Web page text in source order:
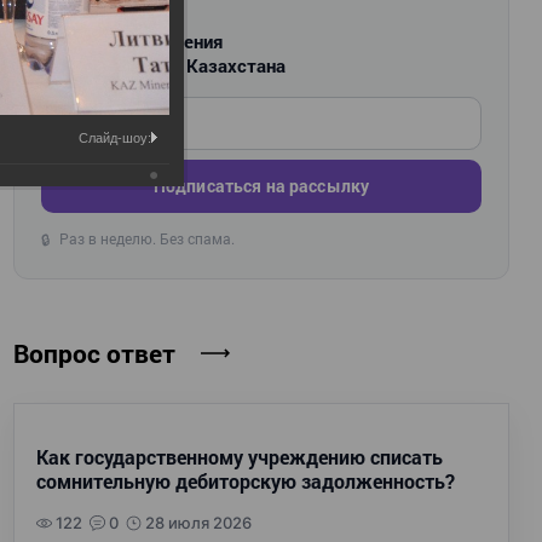
РАССЫЛКА
Новости и изменения
для бухгалтеров Казахстана
Введите ваш e-mail
Подписаться на рассылку
🔒 Раз в неделю. Без спама.
Вопрос ответ
Как государственному учреждению списать
сомнительную дебиторскую задолженность?
122 0 28 июля 2026
Слайд-шоу: